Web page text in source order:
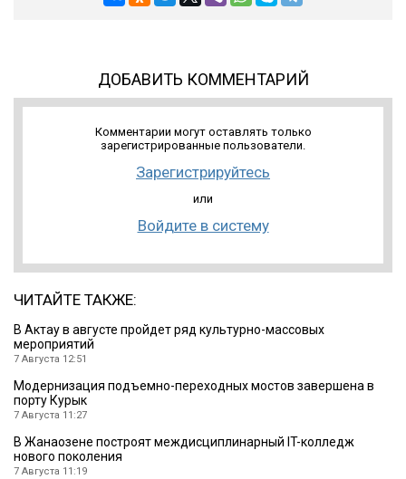
ДОБАВИТЬ КОММЕНТАРИЙ
Комментарии могут оставлять только
зарегистрированные пользователи.
Зарегистрируйтесь
или
Войдите в систему
ЧИТАЙТЕ ТАКЖЕ:
В Актау в августе пройдет ряд культурно-массовых
мероприятий
7 Августа 12:51
Модернизация подъемно-переходных мостов завершена в
порту Курык
7 Августа 11:27
В Жанаозене построят междисциплинарный IT-колледж
нового поколения
7 Августа 11:19